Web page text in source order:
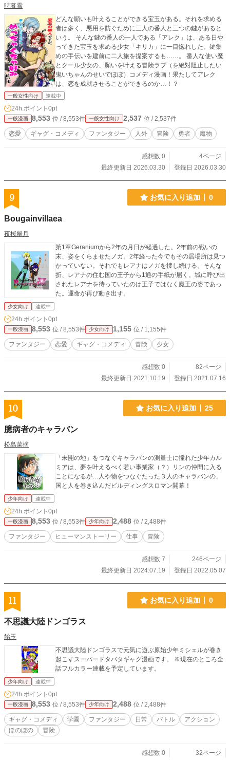
時暮雪
どんな願いも叶えることができる宝玉がある。それを求める
者は多く、悪用を防ぐために三人の番人と三つの鍵があると
いう。 そんな鍵の番人の一人である「アレク」は、ある日や
ってきた宝玉を求める少女「キリカ」に一目惚れした。鍵集
めの手伝いを建前に二人旅を提案するも……。 番人な使い魔
とクール少女の、願いを叶える冒険ラブ（を絶対阻止したい
鬼いちゃんのせいでほぼ）コメディ漫画！果たしてアレク
は、恋を成就させることができるのか…！？
一般女性向け 連載中
24h.ポイント 0pt
一般漫画 8,553 位 / 8,553件 一般女性向け 2,537 位 / 2,537件
恋愛 ギャグ・コメディ ファンタジー 人外 冒険 勇者 魔物
感想数 0
4ページ
最終更新日 2026.03.30
登録日 2026.03.30
9 お気に入り追加 0
Bougainvillaea
夜桜翠月
第1章Geraniumから2年の月日が経過した。2年前の戦いの
末、姿をくらませたノガ。2年経った今でもその居場所は見つ
かっていない。それでもレアナはノガを捜し続ける。そんな
折、レアナの住む国の王子から1通の手紙が届く。城に呼び出
されたレアナを待っていたのは王子ではなく魔王の姿であっ
た。運命が再び動き出す。
少女向け 連載中
24h.ポイント 0pt
一般漫画 8,553 位 / 8,553件 少女向け 1,155 位 / 1,155件
ファンタジー 恋愛 ギャグ・コメディ 冒険 少女
感想数 0
82ページ
最終更新日 2021.10.19
登録日 2021.07.16
10 お気に入り追加 25
臆病者のキャラバン
松島菜摘
「未開の地」をつなぐキャラバンの測量士に憧れた少年カル
ミアは、夢を叶えるべく若い事業家（？）リンの仲間に入る
ことになるが…人や物をつなぐたった３人のキャラバンの、
国と人を巻き込んだビルディングスロマン開幕！
少年向け 連載中
24h.ポイント 0pt
一般漫画 8,553 位 / 8,553件 少年向け 2,488 位 / 2,488件
ファンタジー ヒューマンストーリー 仕事 冒険
感想数 7
246ページ
最終更新日 2024.07.19
登録日 2022.05.07
11 お気に入り追加 0
不思議大陸ドンゴラス
飴玉
不思議大陸ドンゴラスで元気に遊ぶ原始少年ミシェルが巻き
起こすスーパードタバタギャグ漫画です。 ※現在のところ全
話フルカラー連載を予定しています。
少年向け 連載中
24h.ポイント 0pt
一般漫画 8,553 位 / 8,553件 少年向け 2,488 位 / 2,488件
ギャグ・コメディ 学園 ファンタジー 日常 バトル
アクション
ほのぼの
冒険
感想数 0
32ページ